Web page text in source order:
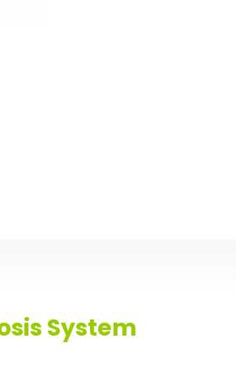
System